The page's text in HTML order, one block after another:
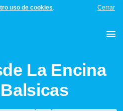
uso de cookies. Cerrar
La Encina